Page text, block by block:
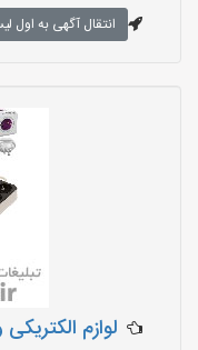
انتقال آگهی به اول
لوازم